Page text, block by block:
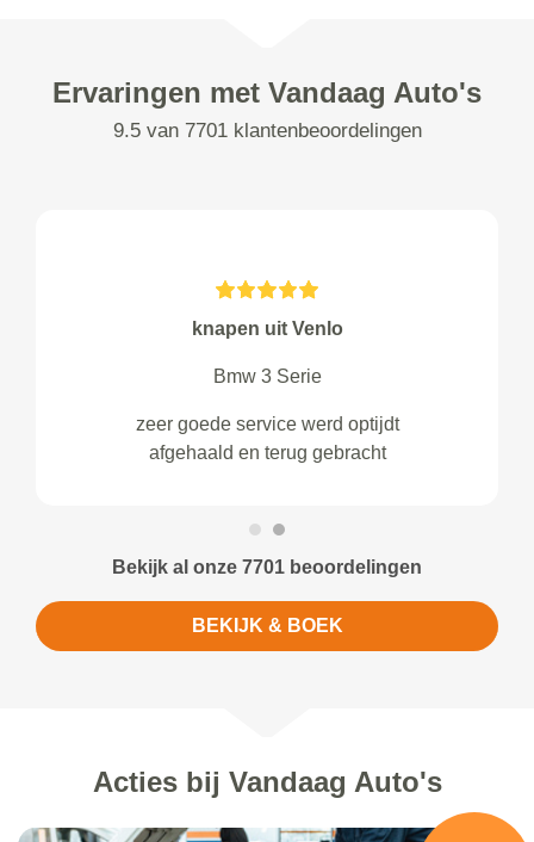
Ervaringen met Vandaag Auto's
9.5 van 7701 klantenbeoordelingen
knapen uit Venlo
Bmw 3 Serie
zeer goede service werd optijdt
afgehaald en terug gebracht
Bekijk al onze 7701 beoordelingen
BEKIJK & BOEK
Acties bij Vandaag Auto's